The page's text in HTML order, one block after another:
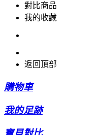
對比商品
我的收藏
返回頂部
購物車
我的足跡